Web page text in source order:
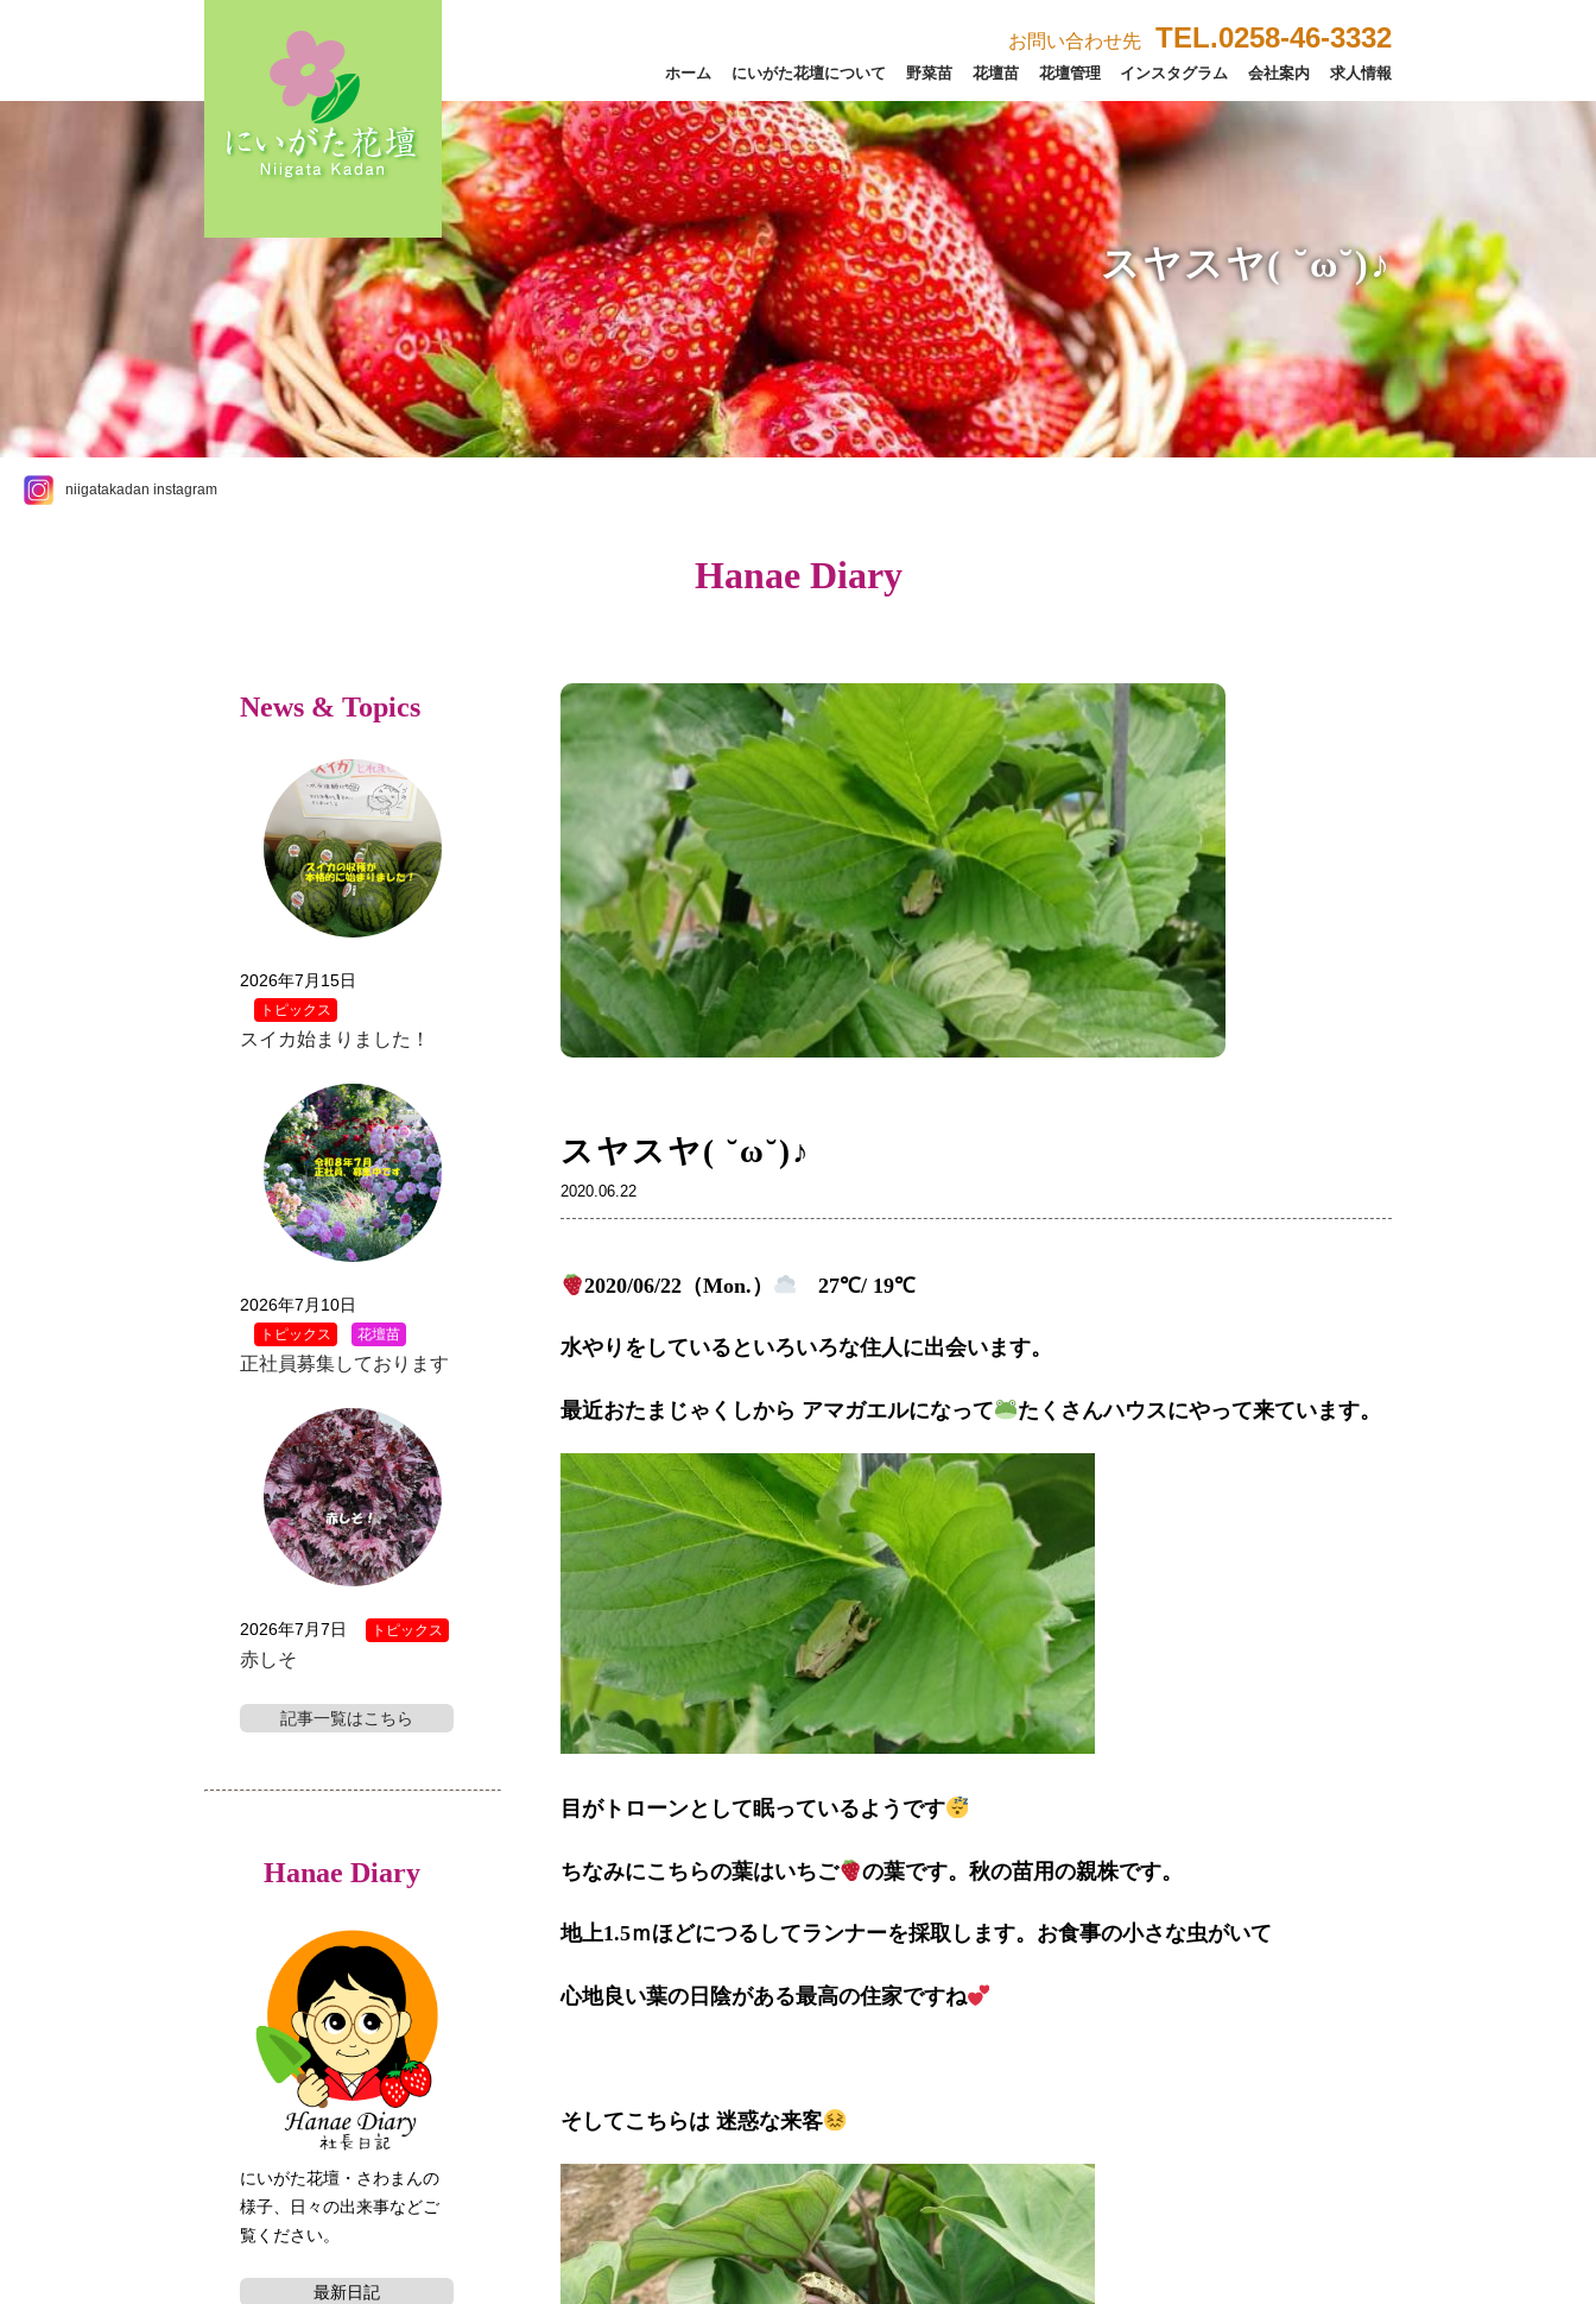
お問い合わせ先 TEL.0258-46-3332
ホーム にいがた花壇について 野菜苗 花壇苗 花壇管理 インスタグラム 会社案内 求人情報
スヤスヤ( ˘ω˘)♪
Hanae Diary
niigatakadan instagram
スヤスヤ( ˘ω˘)♪
2020.06.22
2020/06/22（Mon.） 27℃/ 19℃
水やりをしているといろいろな住人に出会います。
最近おたまじゃくしから アマガエルになって たくさんハウスにやって来ています。
目がトローンとして眠っているようです
ちなみにこちらの葉はいちご の葉です。秋の苗用の親株です。
地上1.5ｍほどにつるしてランナーを採取します。お食事の小さな虫がいて
心地良い葉の日陰がある最高の住家ですね
そしてこちらは 迷惑な来客
News & Topics
2026年7月15日
トピックス
スイカ始まりました！
2026年7月10日
トピックス 花壇苗
正社員募集しております
2026年7月7日 トピックス
赤しそ
記事一覧はこちら
Hanae Diary
にいがた花壇・さわまんの
様子、日々の出来事などご
覧ください。
最新日記